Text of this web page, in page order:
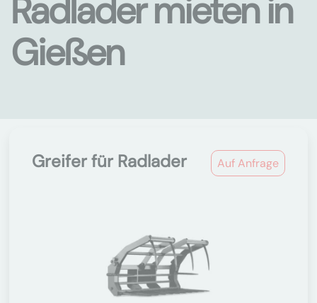
Radlader mieten in
Gießen
Auf Anfrage
Greifer für Radlader